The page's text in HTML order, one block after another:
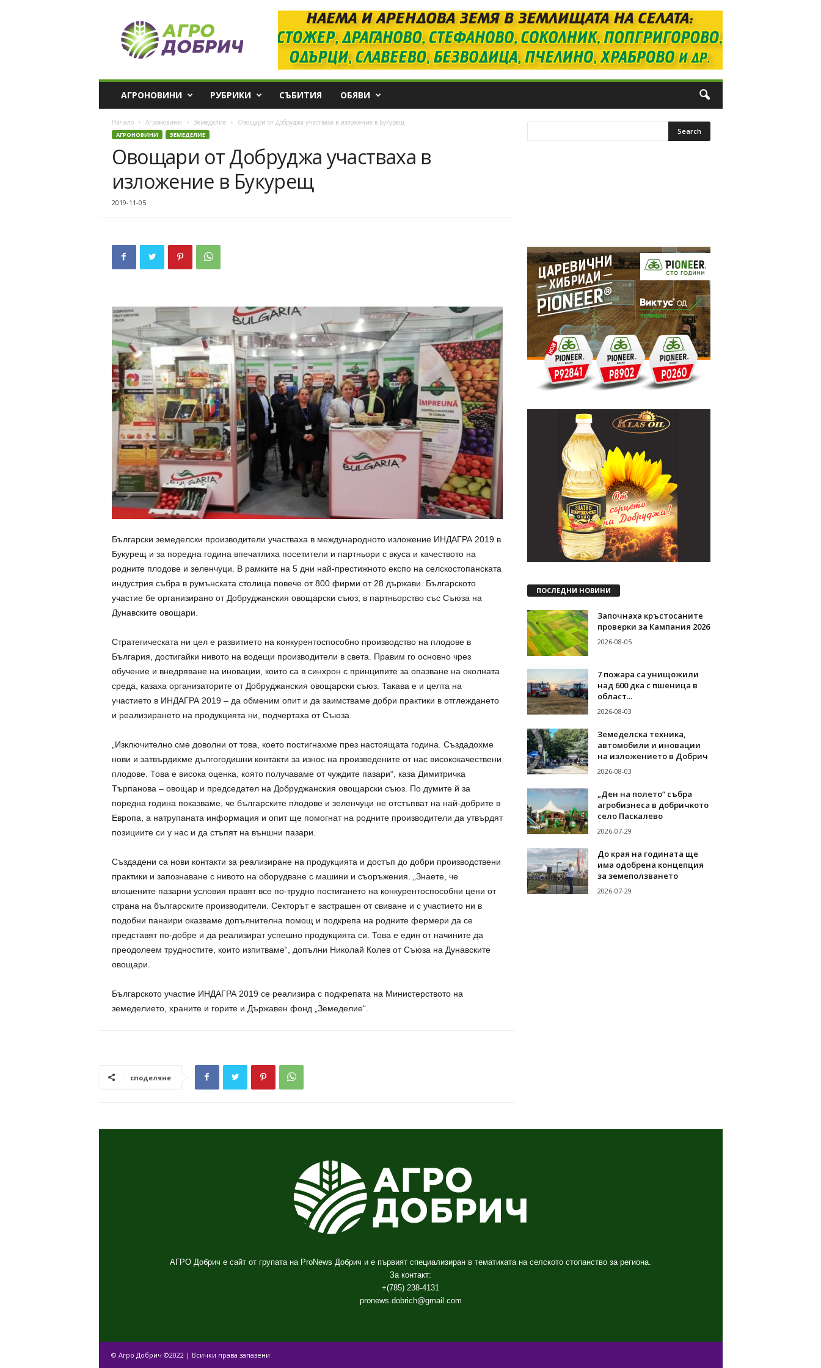
АГРОНОВИНИ РУБРИКИ СЪБИТИЯ ОБЯВИ
Начало Агроновини Земеделие Овощари от Добруджа участваха в изложение в Букурещ
АГРОНОВИНИ ЗЕМЕДЕЛИЕ
Овощари от Добруджа участваха в
изложение в Букурещ
2019-11-05
Български земеделски производители участваха в международното изложение ИНДАГРА 2019 в
Букурещ и за поредна година впечатлиха посетители и партньори с вкуса и качеството на
родните плодове и зеленчуци. В рамките на 5 дни най-престижното експо на селскостопанската
индустрия събра в румънската столица повече от 800 фирми от 28 държави. Българското
участие бе организирано от Добруджанския овощарски съюз, в партньорство със Съюза на
Дунавските овощари.
Стратегическата ни цел е развитието на конкурентоспособно производство на плодове в
България, достигайки нивото на водещи производители в света. Правим го основно чрез
обучение и внедряване на иновации, които са в синхрон с принципите за опазване на околната
среда, казаха организаторите от Добруджанския овощарски съюз. Такава е и целта на
участието в ИНДАГРА 2019 – да обменим опит и да заимстваме добри практики в отглеждането
и реализирането на продукцията ни, подчертаха от Съюза.
„Изключително сме доволни от това, което постигнахме през настоящата година. Създадохме
нови и затвърдихме дългогодишни контакти за износ на произведените от нас висококачествени
плодове. Това е висока оценка, която получаваме от чуждите пазари“, каза Димитричка
Търпанова – овощар и председател на Добруджанския овощарски съюз. По думите й за
поредна година показваме, че българските плодове и зеленчуци не отстъпват на най-добрите в
Европа, а натрупаната информация и опит ще помогнат на родните производители да утвърдят
позициите си у нас и да стъпят на външни пазари.
Създадени са нови контакти за реализиране на продукцията и достъп до добри производствени
практики и запознаване с нивото на оборудване с машини и съоръжения. „Знаете, че
влошените пазарни условия правят все по-трудно постигането на конкурентоспособни цени от
страна на българските производители. Секторът е застрашен от свиване и с участието ни в
подобни панаири оказваме допълнителна помощ и подкрепа на родните фермери да се
представят по-добре и да реализират успешно продукцията си. Това е един от начините да
преодолеем трудностите, които изпитваме“, допълни Николай Колев от Съюза на Дунавските
овощари.
Българското участие ИНДАГРА 2019 се реализира с подкрепата на Министерството на
земеделието, храните и горите и Държавен фонд „Земеделие“.
споделяне
ПОСЛЕДНИ НОВИНИ
Започнаха кръстосаните
проверки за Кампания 2026
2026-08-05
7 пожара са унищожили
над 600 дка с пшеница в
област...
2026-08-03
Земеделска техника,
автомобили и иновации
на изложението в Добрич
2026-08-03
„Ден на полето“ събра
агробизнеса в добричкото
село Паскалево
2026-07-29
До края на годината ще
има одобрена концепция
за земеползването
2026-07-29
АГРО Добрич е сайт от групата на ProNews Добрич и е първият специализиран в тематиката на селското стопанство за региона.
За контакт:
+(785) 238-4131
pronews.dobrich@gmail.com
© Агро Добрич ©2022 | Всички права запазени